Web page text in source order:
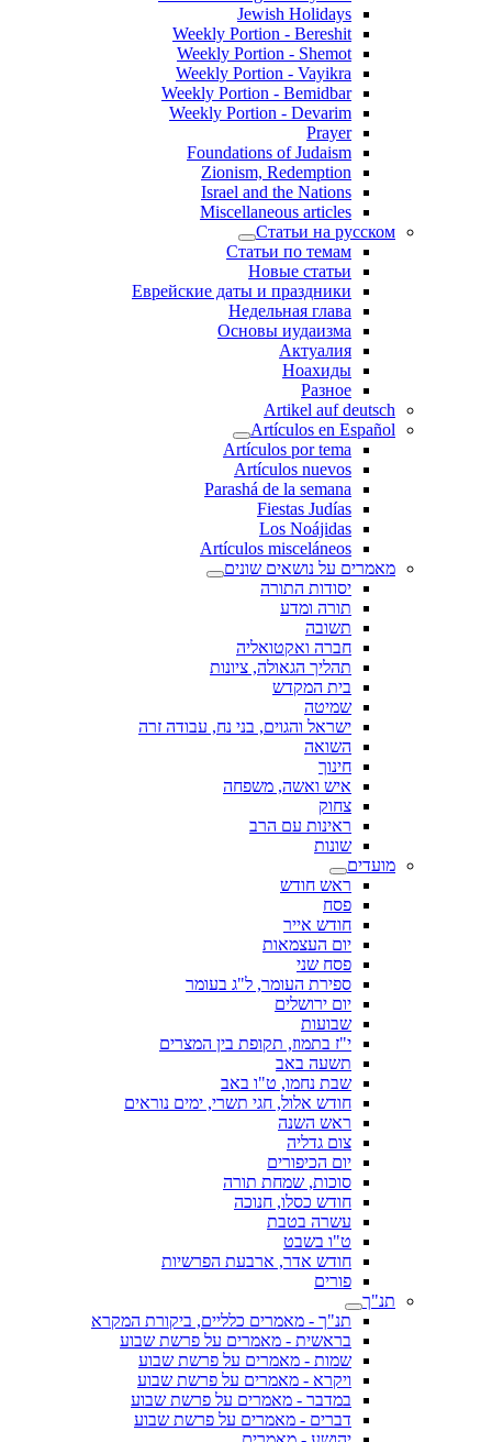
Jewish Holidays
Weekly Portion - Bereshit
Weekly Portion - Shemot
Weekly Portion - Vayikra
Weekly Portion - Bemidbar
Weekly Portion - Devarim
Prayer
Foundations of Judaism
Zionism, Redemption
Israel and the Nations
Miscellaneous articles
Статьи на русском
Статьи по темам
Новые статьи
Еврейские даты и праздники
Недельная глава
Основы иудаизма
Актуалия
Ноахиды
Разное
Artikel auf deutsch
Artículos en Español
Artículos por tema
Artículos nuevos
Parashá de la semana
Fiestas Judías
Los Noájidas
Artículos misceláneos
מאמרים על נושאים שונים
יסודות התורה
תורה ומדע
תשובה
חברה ואקטואליה
תהליך הגאולה, ציונות
בית המקדש
שמיטה
ישראל והגוים, בני נח, עבודה זרה
השואה
חינוך
איש ואשה, משפחה
צחוק
ראינות עם הרב
שונות
מועדים
ראש חודש
פסח
חודש אייר
יום העצמאות
פסח שני
ספירת העומר, ל"ג בעומר
יום ירושלים
שבועות
י"ז בתמוז, תקופת בין המצרים
תשעה באב
שבת נחמו, ט"ו באב
חודש אלול, חגי תשרי, ימים נוראים
ראש השנה
צום גדליה
יום הכיפורים
סוכות, שמחת תורה
חודש כסלו, חנוכה
עשרה בטבת
ט"ו בשבט
חודש אדר, ארבעת הפרשיות
פורים
תנ"ך
תנ"ך - מאמרים כלליים, ביקורת המקרא
בראשית - מאמרים על פרשת שבוע
שמות - מאמרים על פרשת שבוע
ויקרא - מאמרים על פרשת שבוע
במדבר - מאמרים על פרשת שבוע
דברים - מאמרים על פרשת שבוע